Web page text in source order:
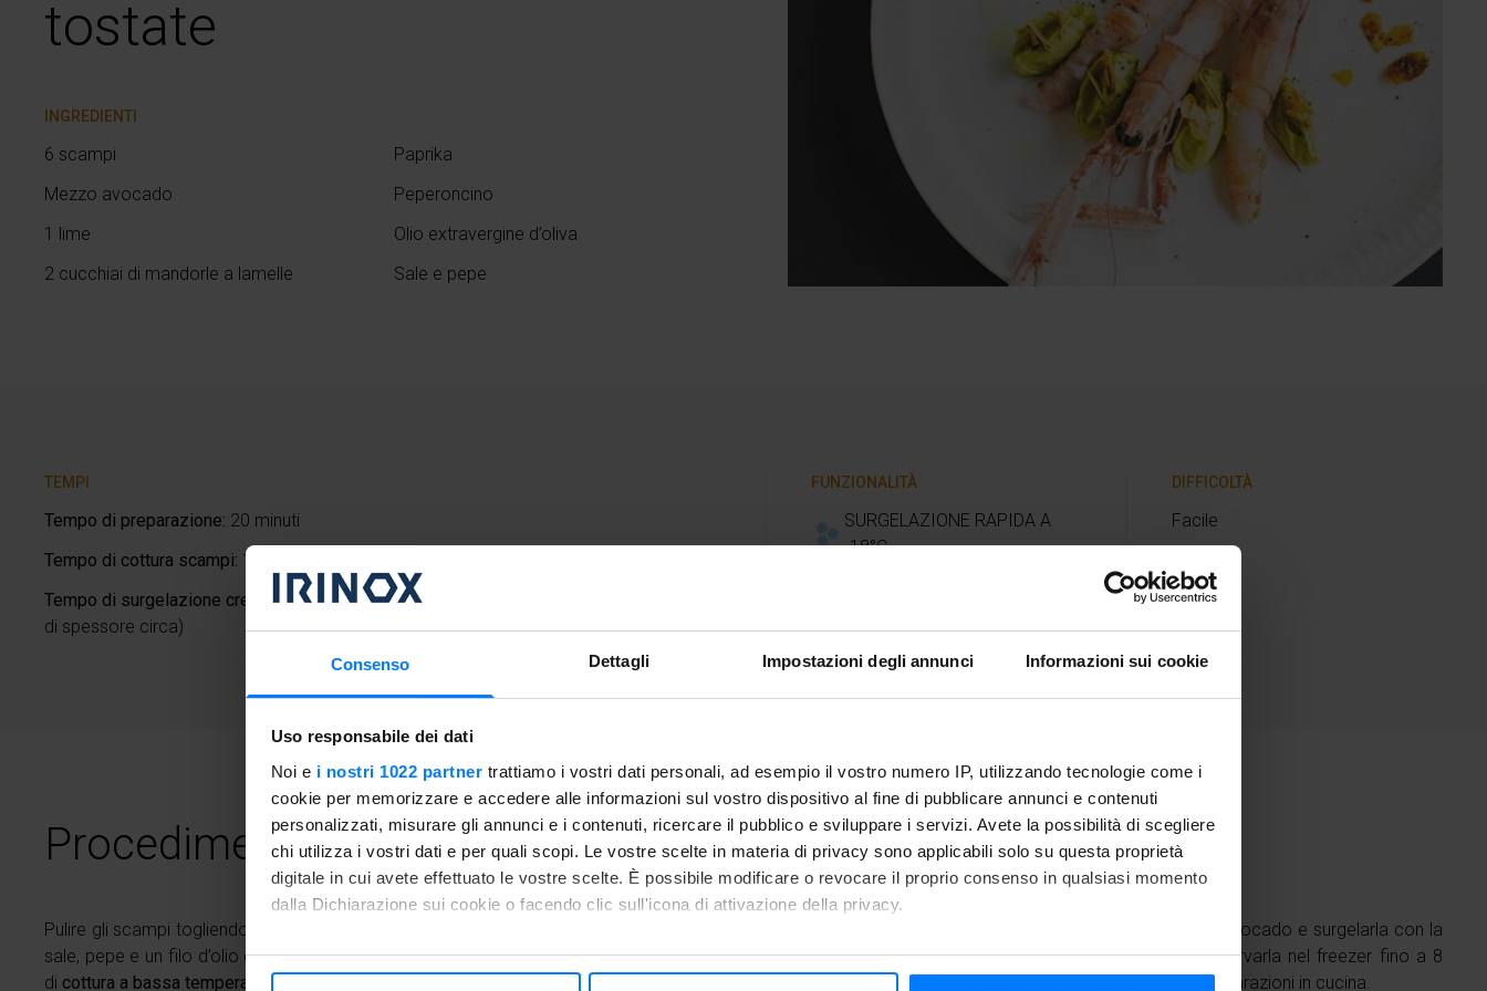
Consenso Dettagli Impostazioni degli annunci Informazioni sui cookie
Uso responsabile dei dati
Noi e i nostri 1022 partner trattiamo i vostri dati personali, ad esempio il vostro numero IP, utilizzando tecnologie come i
cookie per memorizzare e accedere alle informazioni sul vostro dispositivo al fine di pubblicare annunci e contenuti
personalizzati, misurare gli annunci e i contenuti, ricercare il pubblico e sviluppare i servizi. Avete la possibilità di scegliere
chi utilizza i vostri dati e per quali scopi. Le vostre scelte in materia di privacy sono applicabili solo su questa proprietà
digitale in cui avete effettuato le vostre scelte. È possibile modificare o revocare il proprio consenso in qualsiasi momento
dalla Dichiarazione sui cookie o facendo clic sull'icona di attivazione della privacy.
Con il tuo consenso, vorremmo anche:
tostate
INGREDIENTI
6 scampi
Mezzo avocado
1 lime
2 cucchiai di mandorle a lamelle
Paprika
Peperoncino
Olio extravergine d’oliva
Sale e pepe
TEMPI
Tempo di preparazione: 20 minuti
Tempo di cottura scampi: 15 minuti
Tempo di surgelazione crema avocado:50 minuti (in stampi di silicone da muffin, 1.5 cm
di spessore circa)
FUNZIONALITÀ
SURGELAZIONE RAPIDA A
-18°C
DIFFICOLTÀ
Facile
Procedimento
Pulire gli scampi togliendo il carapace e lasciando la testa, condirli con un pizzico di
sale, pepe e un filo d’olio e cucinarli nel Freddy preriscaldato a 75°C con la funzione
di cottura a bassa temperatura
Suggerimenti
Potete preparare una quantità abbondante di crema di avocado e surgelarla con la
funzione disurgelazione rapidadi Freddy, per poi conservarla nel freezer fino a 8
mesi. La crema di avocado si presta infatti a diverse preparazioni in cucina.